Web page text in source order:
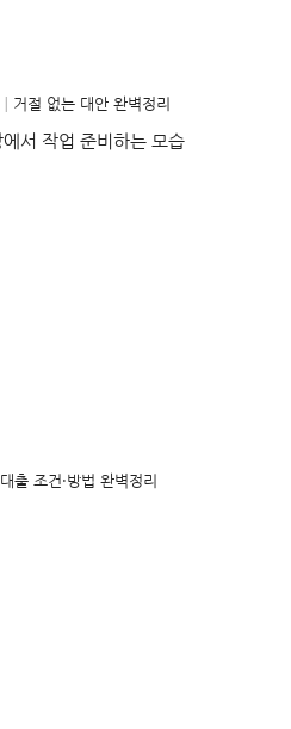
거절 없는 대안 완벽정리
출 조건·방법 완벽정리